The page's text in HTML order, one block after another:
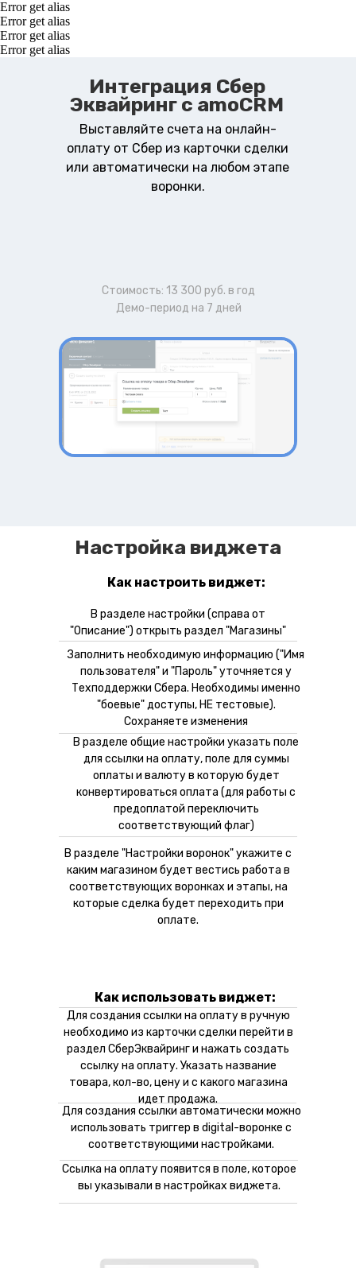
Error get alias
Error get alias
Error get alias
Error get alias
Стоимость: 13 300 руб. в год
Демо-период на 7 дней
Интеграция Сбер
Эквайринг c amoCRM
Выставляйте счета на онлайн-
оплату от Сбер из карточки сделки
или автоматически на любом этапе
воронки.
Настройка виджета
Как использовать виджет:
Для создания ссылки на оплату в ручную
необходимо из карточки сделки перейти в
раздел СберЭквайринг и нажать создать
ссылку на оплату. Указать название
товара, кол-во, цену и с какого магазина
идет продажа.
Для создания ссылки автоматически можно
использовать триггер в digital-воронке с
соответствующими настройками.
Ссылка на оплату появится в поле, которое
вы указывали в настройках виджета.
Как настроить виджет:
В разделе настройки (справа от
"Описание") открыть раздел "Магазины"
Заполнить необходимую информацию ("Имя
пользователя" и "Пароль" уточняется у
Техподдержки Сбера. Необходимы именно
"боевые" доступы, НЕ тестовые).
Сохраняете изменения
В разделе общие настройки указать поле
для ссылки на оплату, поле для суммы
оплаты и валюту в которую будет
конвертироваться оплата (для работы с
предоплатой переключить
соответствующий флаг)
В разделе "Настройки воронок" укажите с
каким магазином будет вестись работа в
соответствующих воронках и этапы, на
которые сделка будет переходить при
оплате.